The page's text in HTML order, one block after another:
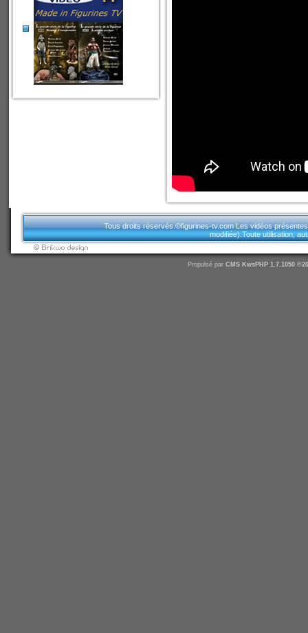
Tous droits réservés.©figurines-tv.com Les vidéos
modifiée).Toute utilisation,
Propulsé par CMS KwsPHP 1.7.1050